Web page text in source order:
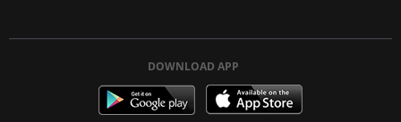
DOWNLOAD APP